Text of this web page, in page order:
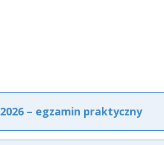
– egzamin praktyczny